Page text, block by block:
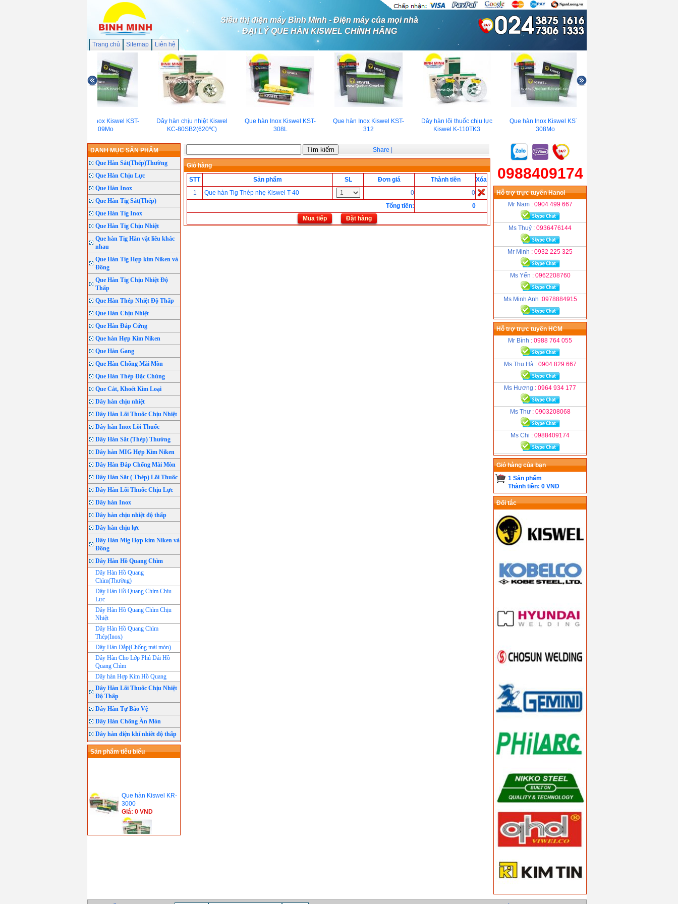
Siêu thị điện máy Bình Minh - Điện máy của mọi nhà
ĐẠI LÝ QUE HÀN KISWEL CHÍNH HÃNG
Trang chủ Sitemap Liên hệ
Que hàn Inox Kiswel KST-
309Mo
Dây hàn chịu nhiệt Kiswel
KC-80SB2(620℃)
Que hàn Inox Kiswel KST-
308L
Que hàn Inox Kiswel KST-
312
Dây hàn lõi thuốc chịu lực
Kiswel K-110TK3
Que hàn Inox Kiswel KST-
308Mo
DANH MỤC SẢN PHẨM
Que Hàn Sắt(Thép)Thường
Que Hàn Chịu Lực
Que Hàn Inox
Que Hàn Tig Sắt(Thép)
Que Hàn Tig Inox
Que Hàn Tig Chịu Nhiệt
Que hàn Tig Hàn vật liêu khác
nhau
Que Hàn Tig Hợp kim Niken và
Đồng
Que Hàn Tig Chịu Nhiệt Độ
Thấp
Que Hàn Thép Nhiệt Độ Thấp
Que Hàn Chịu Nhiệt
Que Hàn Đắp Cứng
Que hàn Hợp Kim Niken
Que Hàn Gang
Que Hàn Chống Mài Mòn
Que Hàn Thép Đặc Chủng
Que Cắt, Khoét Kim Loại
Dây hàn chịu nhiệt
Dây Hàn Lõi Thuốc Chịu Nhiệt
Dây hàn Inox Lõi Thuốc
Dây Hàn Sắt (Thép) Thường
Dây hàn MIG Hợp Kim Niken
Dây Hàn Đắp Chống Mài Mòn
Dây Hàn Sắt ( Thép) Lõi Thuốc
Dây Hàn Lõi Thuốc Chịu Lực
Dây hàn Inox
Dây hàn chịu nhiệt độ thấp
Dây hàn chịu lực
Dây Hàn Mig Hợp kim Niken và
Đồng
Dây Hàn Hồ Quang Chìm
Dây Hàn Hồ Quang
Chìm(Thường)
Dây Hàn Hồ Quang Chìm Chịu
Lực
Dây Hàn Hồ Quang Chìm Chịu
Nhiệt
Dây Hàn Hồ Quang Chìm
Thép(Inox)
Dây Hàn Đắp(Chống mài mòn)
Dây Hàn Cho Lớp Phủ Dải Hồ
Quang Chìm
Dây hàn Hợp Kim Hồ Quang
Dây Hàn Lõi Thuốc Chịu Nhiệt
Độ Thấp
Dây Hàn Tự Bảo Vệ
Dây Hàn Chống Ăn Mòn
Dây hàn điện khí nhiêt độ thấp
Sản phẩm tiêu biểu
Que hàn Kiswel KR-
3000
Giá: 0 VND
Que hàn Tig Sắt
Share
Giỏ hàng
STT
Sản phẩm SL Đơn giá Thành tiền
Xóa
1
Que hàn Tig Thép nhẹ Kiswel T-40 0
0
Tổng tiền:
0
Mua tiếp
Đặt hàng
0988409174
Hỗ trợ trực tuyến Hanoi
Mr Nam : 0904 499 667
Ms Thuỷ : 0936476144
Mr Minh : 0932 225 325
Ms Yến : 0962208760
Ms Minh Anh :0978884915
Hỗ trợ trực tuyến HCM
Mr Bình : 0988 764 055
Ms Thu Hà : 0904 829 667
Ms Hương : 0964 934 177
Ms Thư : 0903208068
Ms Chi : 0988409174
Giỏ hàng của bạn
1 Sản phẩm
Thành tiền: 0 VND
Đối tác